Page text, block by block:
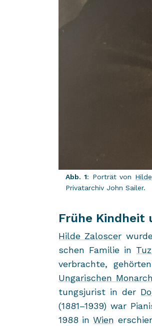
Abb. 1: Por­trät von
Pri­vat­ar­chiv John Sai­ler.
Frühe Kindheit
Hilde Za­lo­s­cer
schen Fa­mi­lie in
ver­brach­te,
Ungarischen
tungs­ju­rist in der
(1881–1939) war
1988 inWien